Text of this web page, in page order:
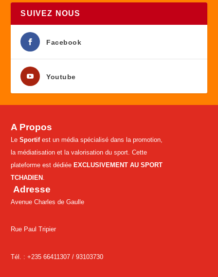
SUIVEZ NOUS
Facebook
Youtube
A Propos
LeSportifest un média spécialisé dans la promotion,
la médiatisation et la valorisation du sport. Cette
plateforme est dédiée EXCLUSIVEMENT AU SPORT
TCHADIEN
Adresse
Avenue Charles de Gaulle
Rue Paul Tripier
Tél. : +235 66411307 /93103730